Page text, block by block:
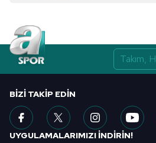
BIZI TAKIP EDIN
UYGULAMALARIMIZI İNDİRİN!